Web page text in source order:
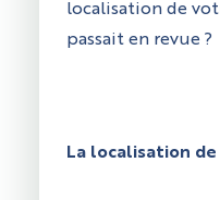
localisation de
passait en revue ?
La localisation